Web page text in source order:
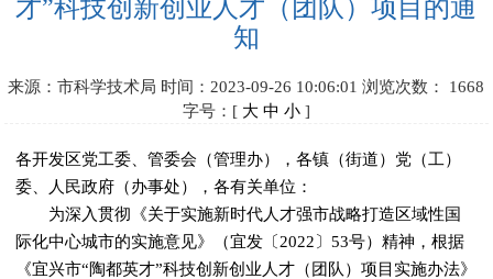
才”科技创新创业人才（团队）项目的通
知
来源：市科学技术局 时间：2023-09-26 10:06:01 浏览次数： 1668
字号：[ 大 中 小]
各开发区党工委、管委会（管理办），各镇（街道）党（工）
委、人民政府（办事处），各有关单位：
为深入贯彻《关于实施新时代人才强市战略打造区域性国
际化中心城市的实施意见》（宜发〔2022〕53号）精神，根据
《宜兴市“陶都英才”科技创新创业人才（团队）项目实施办法》